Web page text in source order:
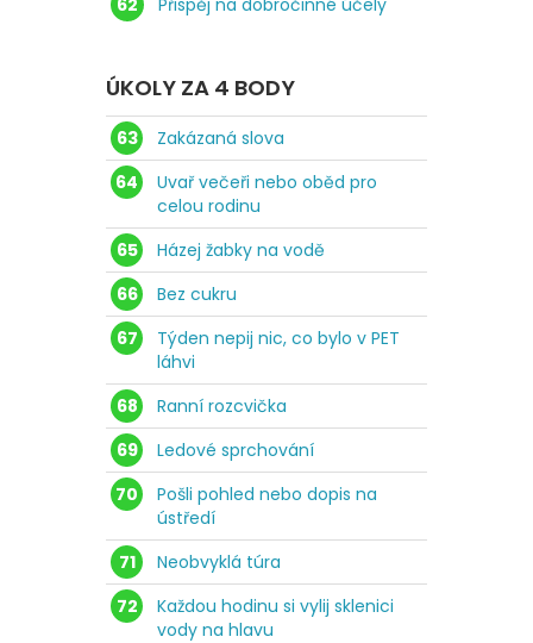
ÚKOLY ZA 4 BODY
63
Zakázaná slova
64
Uvař večeři nebo oběd pro
celou rodinu
65
Házej žabky na vodě
66
Bez cukru
67
Týden nepij nic, co bylo v PET
láhvi
68
Ranní rozcvička
69
Ledové sprchování
70
Pošli pohled nebo dopis na
ústředí
71
Neobvyklá túra
72
Každou hodinu si vylij sklenici
vody na hlavu